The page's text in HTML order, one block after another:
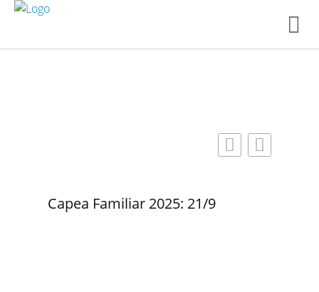
Capea Familiar 2025: 21/9